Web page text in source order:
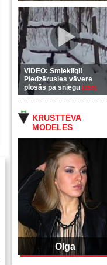
VIDEO: Smieklīgi!
Piedzērusies vāvere
plosās pa sniegu (255)
KRUSTTĒVA
MODELES
Olga